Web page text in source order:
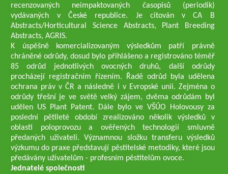
recenzovaných neimpaktovaných časopisů (periodik)
vydávaných v České republice. Je citován v CA B
Abstracts/Horticultural Science Abstracts, Plant Breeding
Abstracts, AGRIS.
K úspěšně komercializovaným výsledkům patří právně
chráněné odrůdy, dosud bylo přihlášeno a registrováno téměř
85 odrůd jednotlivých ovocných druhů, další odrůdy
procházejí registračním řízením. Řadě odrůd byla udělena
ochrana práv v ČR a následně i v Evropské unii. Zejména o
odrůdy třešní je ve světě velký zájem, dvěma odrůdám byl
udělen US Plant Patent. Dále bylo ve VŠÚO Holovousy za
poslední pětileté období zrealizováno několik výsledků v
oblasti poloprovozu a ověřených technologií smluvně
předaných uživateli. Významnou složku transferu výsledků
výzkumu do praxe představují pěstitelské metodiky, které jsou
předávány uživatelům - profesním pěstitelům ovoce.
Jednatelé společnosti